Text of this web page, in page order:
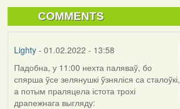
COMMENTS
Lighty- 01.02.2022 - 13:58
Падобна, у 11:00 нехта паляваў, бо
спярша ўсе зелянушкі ўзняліся са сталоўкі,
а потым праляцела істота трохі
драпежнага выгляду: